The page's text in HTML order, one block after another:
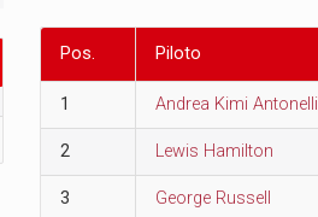
Pos. Piloto
1 Andrea Kimi Antonelli
2 Lewis Hamilton
3 George Russell